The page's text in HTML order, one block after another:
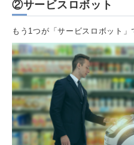
②サービスロボット
もう1つが「サービスロボット」